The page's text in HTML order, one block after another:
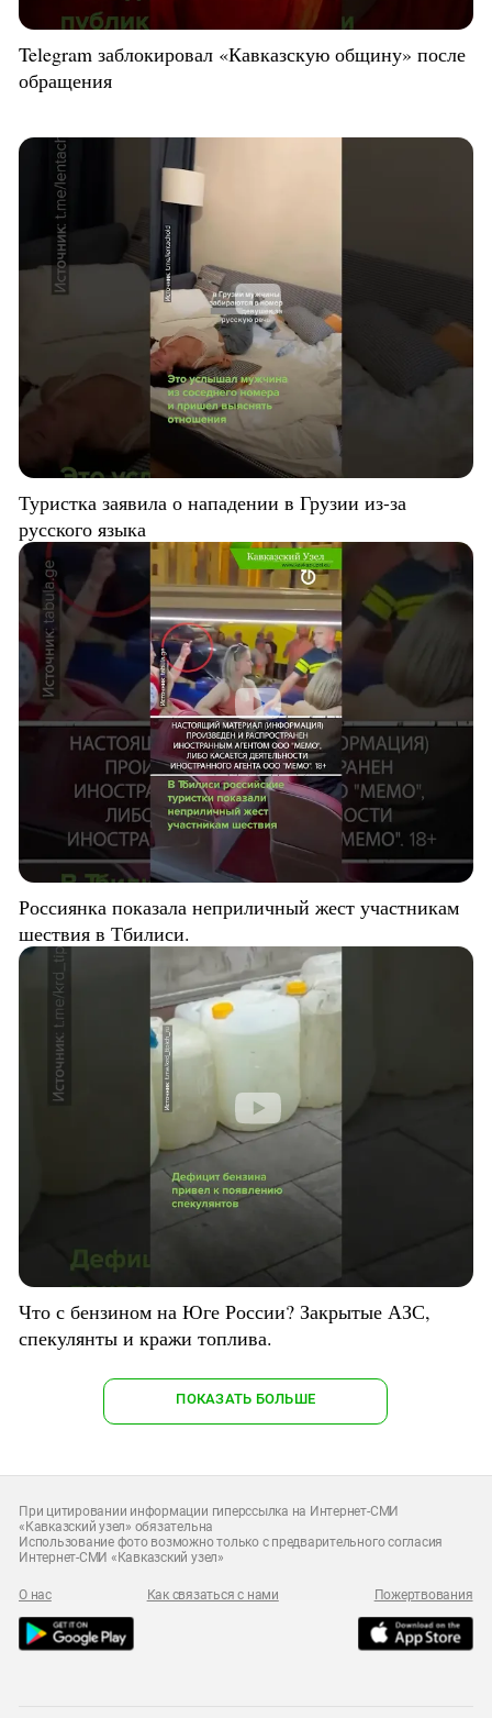
Telegram заблокировал «Кавказскую общину» после
обращения
Туристка заявила о нападении в Грузии из-за
русского языка
Россиянка показала неприличный жест участникам
шествия в Тбилиси.
Что с бензином на Юге России? Закрытые АЗС,
спекулянты и кражи топлива.
ПОКАЗАТЬ БОЛЬШЕ
При цитировании информации гиперссылка на Интернет-СМИ
«Кавказский узел» обязательна
Использование фото возможно только с предварительного согласия
Интернет-СМИ «Кавказский узел»
О нас Как связаться с нами Пожертвования